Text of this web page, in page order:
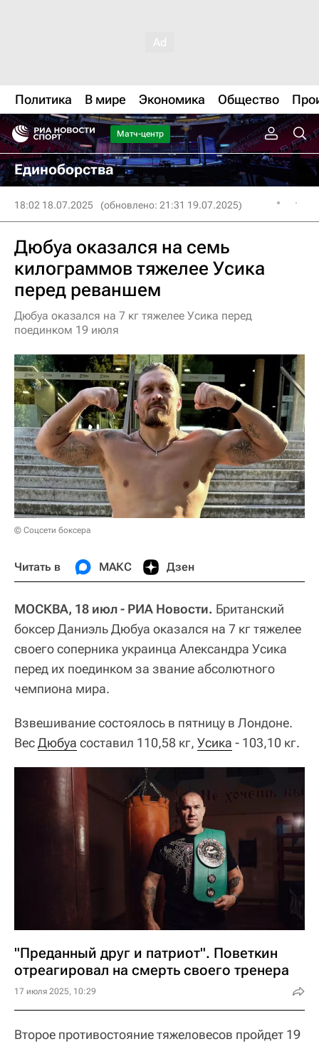
Политика В мире Экономика Общество
Матч-центр
Единоборства
18:02 18.07.2025 (обновлено: 21:31 19.07.2025)
Дюбуа оказался на семь
килограммов тяжелее Усика
перед реваншем
Дюбуа оказался на 7 кг тяжелее Усика перед
поединком 19 июля
© Соцсети боксера
Читать в МАКС Дзен
МОСКВА, 18 июл - РИА Новости. Британский
боксер Даниэль Дюбуа оказался на 7 кг тяжелее
своего соперника украинца Александра Усика
перед их поединком за звание абсолютного
чемпиона мира.
Взвешивание состоялось в пятницу в Лондоне.
ВесДюбуа составил 110,58 кг, Усика - 103,10 кг.
"Преданный друг и патриот". Поветкин
отреагировал на смерть своего тренера
17 июля 2025, 10:29
Второе противостояние тяжеловесов пройдет 19